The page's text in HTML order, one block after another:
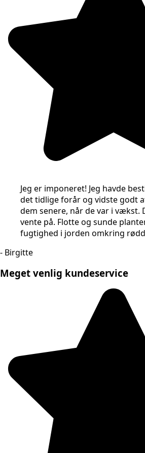
Jeg er imponeret! Jeg havde
det tidlige forår og vidste godt
dem senere, når de var i vækst.
vente på. Flotte og sunde
fugtighed i jorden omkring
- Birgitte
Meget venlig kundeservice